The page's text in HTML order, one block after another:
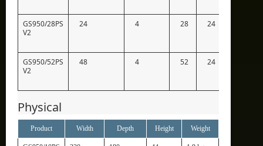
GS950/28PS
V2
24 4 28 24
GS950/52PS
V2
48 4 52 24
Physical
Product Width Depth Height Weight